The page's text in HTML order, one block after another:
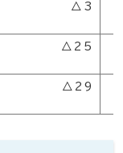
△3
△25
△29